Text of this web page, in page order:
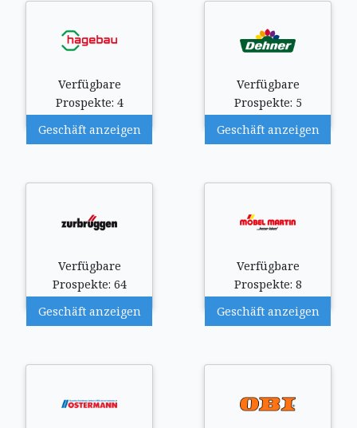
Verfügbare
Prospekte: 4
Geschäft anzeigen
Verfügbare
Prospekte: 5
Geschäft anzeigen
Verfügbare
Prospekte: 64
Geschäft anzeigen
Verfügbare
Prospekte: 8
Geschäft anzeigen